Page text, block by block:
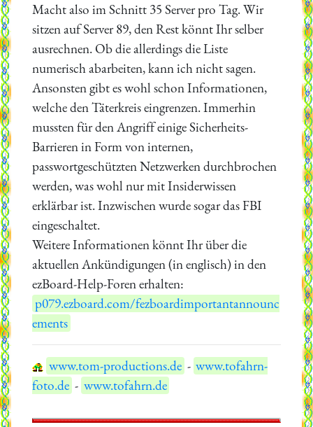
Macht also im Schnitt 35 Server pro Tag. Wir
sitzen auf Server 89, den Rest könnt Ihr selber
ausrechnen. Ob die allerdings die Liste
numerisch abarbeiten, kann ich nicht sagen.
Ansonsten gibt es wohl schon Informationen,
welche den Täterkreis eingrenzen. Immerhin
mussten für den Angriff einige Sicherheits-
Barrieren in Form von internen,
passwortgeschützten Netzwerken durchbrochen
werden, was wohl nur mit Insiderwissen
erklärbar ist. Inzwischen wurde sogar das FBI
eingeschaltet.
Weitere Informationen könnt Ihr über die
aktuellen Ankündigungen (in englisch) in den
ezBoard-Help-Foren erhalten:
p079.ezboard.com/fezboardimportantannounc
ements
www.tom-productions.de - www.tofahrn-
foto.de - www.tofahrn.de